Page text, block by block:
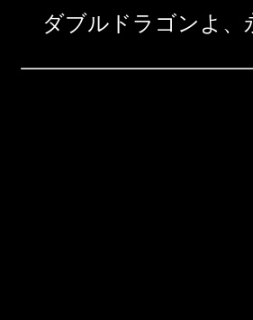
ダブルドラゴンよ、